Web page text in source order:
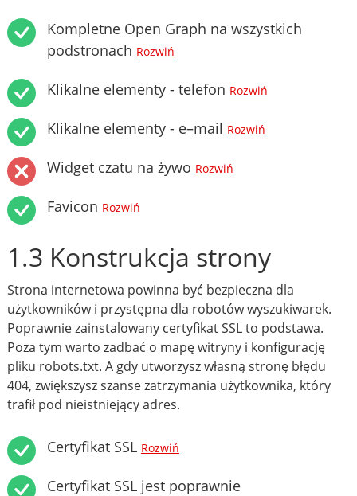
Kompletne Open Graph na wszystkich
podstronach Rozwiń
Klikalne elementy - telefon Rozwiń
Klikalne elementy - e–mail Rozwiń
Widget czatu na żywo Rozwiń
Favicon Rozwiń
1.3 Konstrukcja strony
Strona internetowa powinna być bezpieczna dla
użytkowników i przystępna dla robotów wyszukiwarek.
Poprawnie zainstalowany certyfikat SSL to podstawa.
Poza tym warto zadbać o mapę witryny i konfigurację
pliku robots.txt. A gdy utworzysz własną stronę błędu
404, zwiększysz szanse zatrzymania użytkownika, który
trafił pod nieistniejący adres.
Certyfikat SSL Rozwiń
Certyfikat SSL jest poprawnie